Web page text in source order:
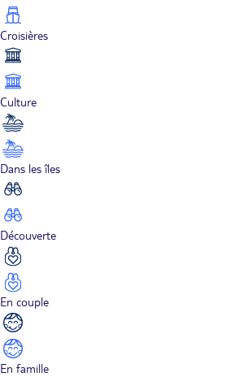
Croisières
Culture
Dans les îles
Découverte
En couple
En famille